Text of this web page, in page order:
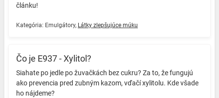
článku! ️
Kategória: Emulgátory, Látky zlepšujúce múku
Čo je E937 - Xylitol?
Siahate po jedle po žuvačkách bez cukru? Za to, že fungujú
ako prevencia pred zubným kazom, vďačí xylitolu. Kde všade
ho nájdeme? ️